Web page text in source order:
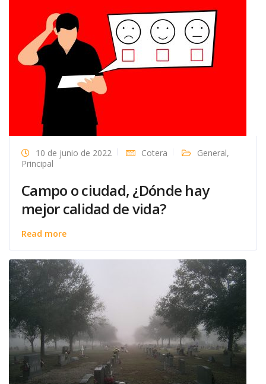
10 de junio de 2022 Cotera General,
Principal
Campo o ciudad, ¿Dónde hay
mejor calidad de vida?
Read more